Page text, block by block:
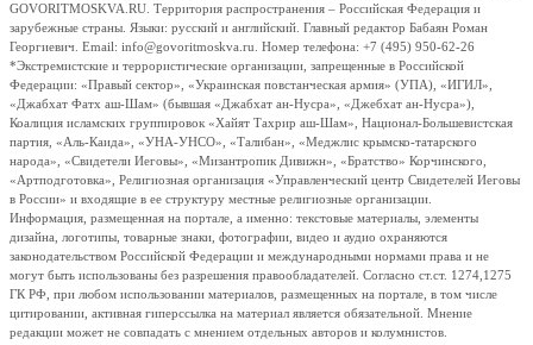
GOVORITMOSKVA.RU. Территория распространения – Российская Федерация и
зарубежные страны. Языки: русский и английский. Главный редактор Бабаян Роман
Георгиевич. Email: info@govoritmoskva.ru. Номер телефона: +7 (495) 950-62-26
*Экстремистские и террористические организации, запрещенные в Российской
Федерации: «Правый сектор», «Украинская повстанческая армия» (УПА), «ИГИЛ»,
«Джабхат Фатх аш-Шам» (бывшая «Джабхат ан-Нусра», «Джебхат ан-Нусра»),
Коалиция исламских группировок «Хайят Тахрир аш-Шам», Национал-Большевистская
партия, «Аль-Каида», «УНА-УНСО», «Талибан», «Меджлис крымско-татарского
народа», «Свидетели Иеговы», «Мизантропик Дивижн», «Братство» Корчинского,
«Артподготовка», Религиозная организация «Управленческий центр Свидетелей Иеговы
в России» и входящие в ее структуру местные религиозные организации.
Информация, размещенная на портале, а именно: текстовые материалы, элементы
дизайна, логотипы, товарные знаки, фотографии, видео и аудио охраняются
законодательством Российской Федерации и международными нормами права и не
могут быть использованы без разрешения правообладателей. Согласно ст.ст. 1274,1275
ГК РФ, при любом использовании материалов, размещенных на портале, в том числе
цитировании, активная гиперссылка на материал является обязательной. Мнение
редакции может не совпадать с мнением отдельных авторов и колумнистов.